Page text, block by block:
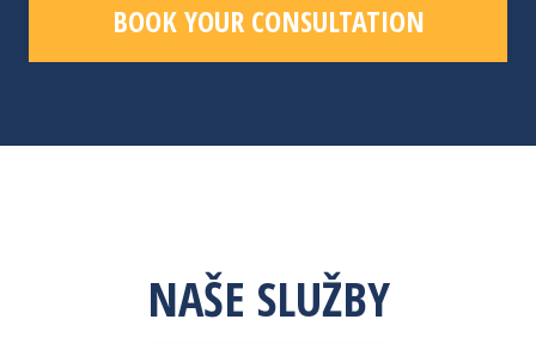
BOOK YOUR CONSULTATION
NAŠE SLUŽBY